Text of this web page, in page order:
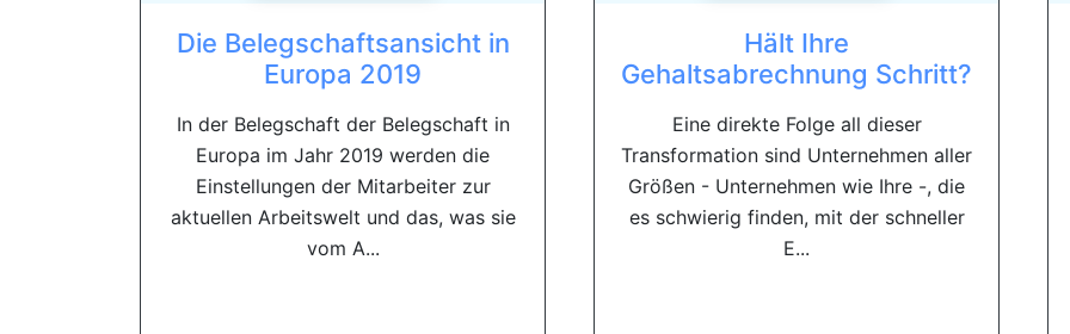
Die Belegschaftsansicht in
Europa 2019
In der Belegschaft der Belegschaft in
Europa im Jahr 2019 werden die
Einstellungen der Mitarbeiter zur
aktuellen Arbeitswelt und das, was sie
vom A...
Hält Ihre
Gehaltsabrechnung Schritt?
Eine direkte Folge all dieser
Transformation sind Unternehmen aller
Größen - Unternehmen wie Ihre -, die
es schwierig finden, mit der schneller
E...